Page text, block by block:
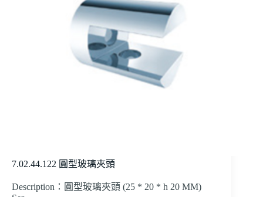
7.02.44.122 圓型玻璃夾頭
Description：圓型玻璃夾頭 (25 * 20 * h 20 MM)